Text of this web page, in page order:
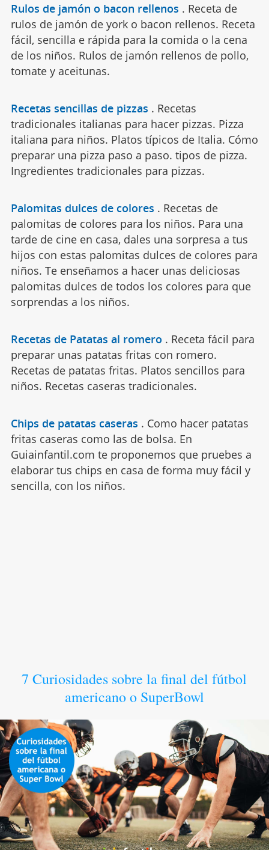
Rulos de jamón o bacon rellenos . Receta de
rulos de jamón de york o bacon rellenos. Receta
fácil, sencilla e rápida para la comida o la cena
de los niños. Rulos de jamón rellenos de pollo,
tomate y aceitunas.
Recetas sencillas de pizzas . Recetas
tradicionales italianas para hacer pizzas. Pizza
italiana para niños. Platos típicos de Italia. Cómo
preparar una pizza paso a paso. tipos de pizza.
Ingredientes tradicionales para pizzas.
Palomitas dulces de colores . Recetas de
palomitas de colores para los niños. Para una
tarde de cine en casa, dales una sorpresa a tus
hijos con estas palomitas dulces de colores para
niños. Te enseñamos a hacer unas deliciosas
palomitas dulces de todos los colores para que
sorprendas a los niños.
Recetas de Patatas al romero . Receta fácil para
preparar unas patatas fritas con romero.
Recetas de patatas fritas. Platos sencillos para
niños. Recetas caseras tradicionales.
Chips de patatas caseras . Como hacer patatas
fritas caseras como las de bolsa. En
Guiainfantil.com te proponemos que pruebes a
elaborar tus chips en casa de forma muy fácil y
sencilla, con los niños.
7 Curiosidades sobre la final del fútbol
americano o SuperBowl